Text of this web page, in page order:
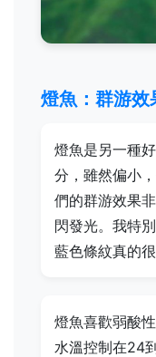
燈魚：群游效
燈魚是另一種
分，雖然偏小
們的群游效果
閃發光。我特
藍色條紋真的很
燈魚喜歡弱酸
水溫控制在24